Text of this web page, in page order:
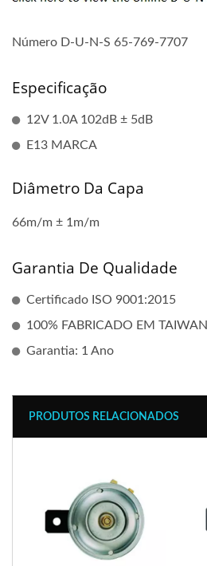
Número D-U-N-S 65-769-7707
Especificação
12V 1.0A 102dB ± 5dB
E13 MARCA
Diâmetro Da Capa
66m/m ± 1m/m
Garantia De Qualidade
Certificado ISO 9001:2015
100% FABRICADO EM TAIWAN
Garantia: 1 Ano
PRODUTOS RELACIONADOS